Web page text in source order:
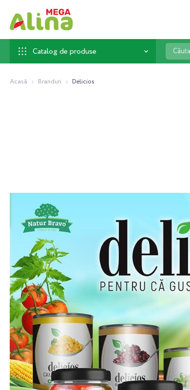
Catalog de produse
Căutare
...
Acasă Branduri Delicios